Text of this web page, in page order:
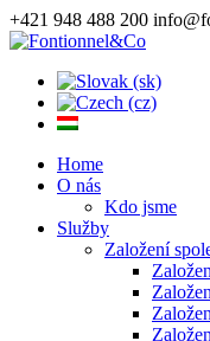
+421 948 488 200
Home
O nás
Kdo jsme
Služby
Založení